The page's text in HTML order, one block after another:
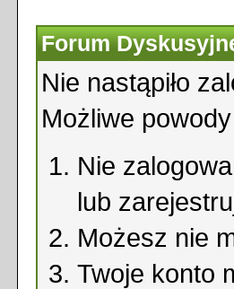
Forum
Nie nastąpiło
Możliwe
Nie
lub
Możesz nie
Twoje konto